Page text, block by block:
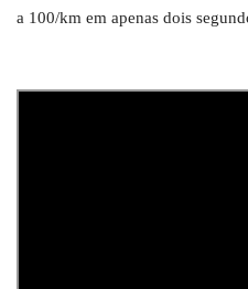
a 100/km em apenas dois